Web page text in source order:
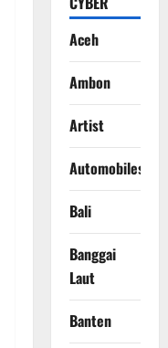
Aceh
Ambon
Artist
Automobiles
Bali
Banggai
Laut
Banten